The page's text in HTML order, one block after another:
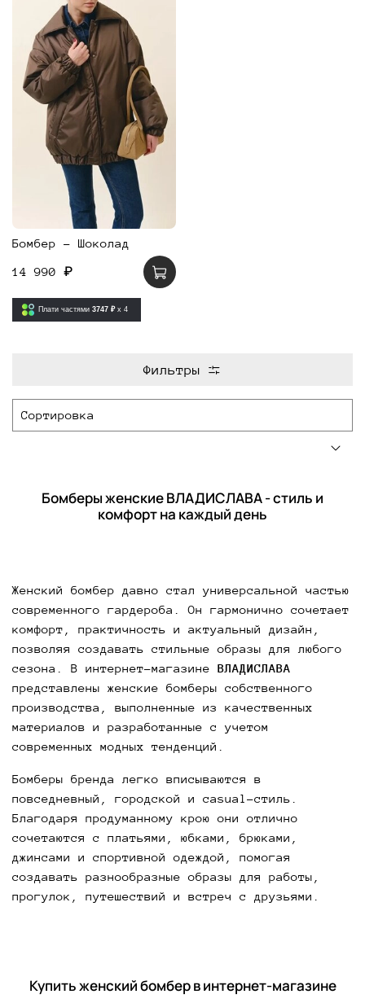
Бомбер - Шоколад
14 990 ₽
Плати частями 3747 ₽ x 4
Фильтры
Бомберы женские ВЛАДИСЛАВА - стиль и
комфорт на каждый день
Женский бомбер давно стал универсальной частью
современного гардероба. Он гармонично сочетает
комфорт, практичность и актуальный дизайн,
позволяя создавать стильные образы для любого
сезона. В интернет-магазине ВЛАДИСЛАВА
представлены женские бомберы собственного
производства, выполненные из качественных
материалов и разработанные с учетом
современных модных тенденций.
Бомберы бренда легко вписываются в
повседневный, городской и casual-стиль.
Благодаря продуманному крою они отлично
сочетаются с платьями, юбками, брюками,
джинсами и спортивной одеждой, помогая
создавать разнообразные образы для работы,
прогулок, путешествий и встреч с друзьями.
Купить женский бомбер в интернет-магазине